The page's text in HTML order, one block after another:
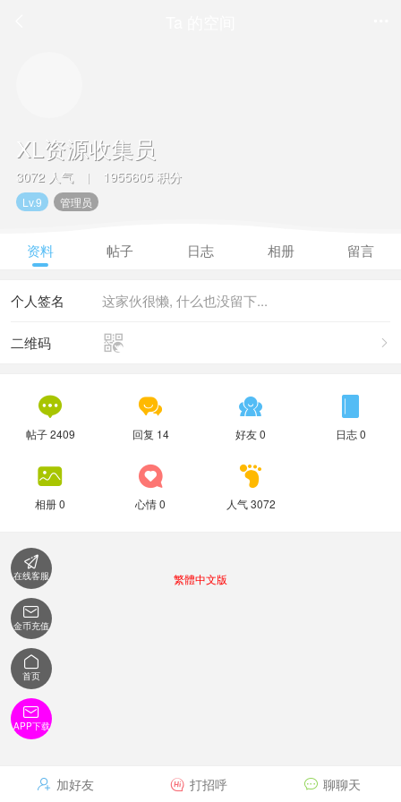
XL资源收集员
3072 人气 | 1955605 积分
Lv.9 管理员
资料 帖子 日志 相册 留言
这家伙很懒, 什么也没留下...
个人签名


二维码

帖子 2409

回复 14

好友 0

日志 0

相册 0

心情 0

人气 3072
 加好友  打招呼  聊聊天
繁體中文版

在线客服

金币充值

首页

APP下载